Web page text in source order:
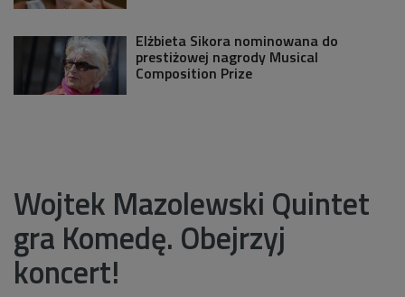
Elżbieta Sikora nominowana do
prestiżowej nagrody Musical
Composition Prize
Wojtek Mazolewski Quintet
gra Komedę. Obejrzyj
koncert!